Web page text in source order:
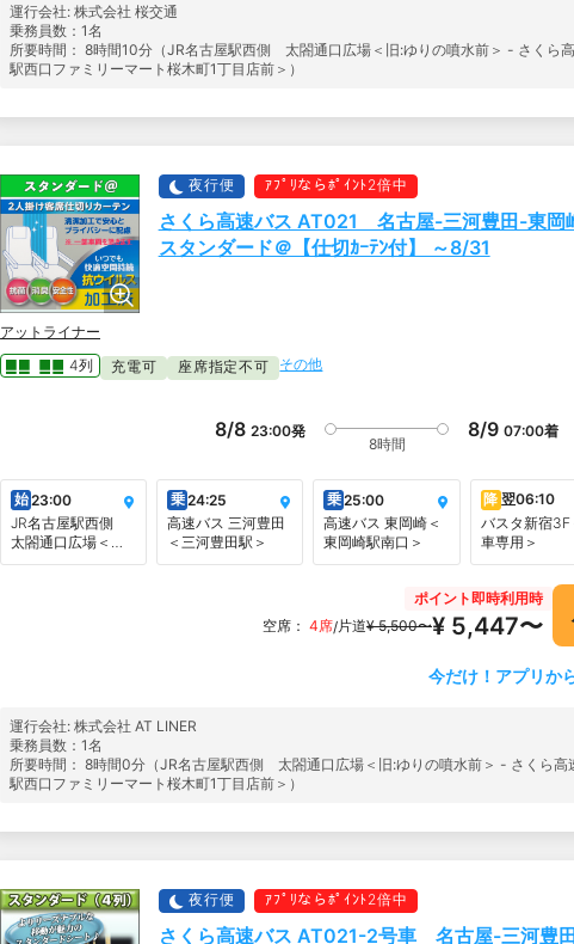
運行会社: 株式会社 桜交通
乗務員数：1名
所要時間： 8時間10分（JR名古屋駅西側 太閤通口広場＜旧:ゆりの噴水前＞ - さくら
駅西口ファミリーマート桜木町1丁目店前＞）
夜行便 ｱﾌﾟﾘならﾎﾟｲﾝﾄ2倍中
さくら高速バス AT021 名古屋-三河豊田-東
スタンダード＠【仕切ｶｰﾃﾝ付】 ～8/31
アットライナー
4列
充電可 座席指定不可 その他
8/8 23:00発
8時間
8/9 07:00着
始23:00
JR名古屋駅西側
太閤通口広場＜旧:
ゆりの噴水前＞
乗24:25
高速バス 三河豊田
＜三河豊田駅＞
乗25:00
高速バス 東岡崎＜
東岡崎駅南口＞
降翌06:10
バスタ新宿3F
車専用＞
ポイント即時利用時
空席： 4席/片道¥ 5,500〜¥ 5,447〜
今だけ！アプリか
運行会社: 株式会社 AT LINER
乗務員数：1名
所要時間： 8時間0分（JR名古屋駅西側 太閤通口広場＜旧:ゆりの噴水前＞ - さくら高
駅西口ファミリーマート桜木町1丁目店前＞）
夜行便 ｱﾌﾟﾘならﾎﾟｲﾝﾄ2倍中
さくら高速バス AT021-2号車 名古屋-三河豊